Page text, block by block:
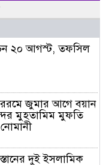
২০ আগস্ট, তফসিল
জুমার আগে বয়ান
মুহতামিম মুফতি
দুই ইসলামিক